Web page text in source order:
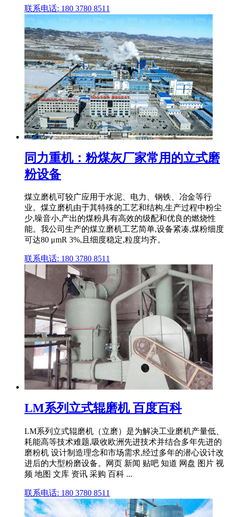
联系电话: 180 3780 8511
同力重机：粉煤灰厂家常用的立式磨
粉设备
煤立磨机可较广应用于水泥、电力、钢铁、冶金等行
业。煤立磨机由于其特殊的工艺和结构,生产过程中粉尘
少,噪音小,产出的煤粉具有高效的级配和优良的燃烧性
能。我公司生产的煤立磨机工艺简单,设备紧凑,煤粉细度
可达80 μmR 3%,且细度稳定,粒度均齐。
联系电话: 180 3780 8511
LM系列立式辊磨机 百度百科
LM系列立式辊磨机（立磨）是为解决工业磨机产量低、
耗能高等技术难题,吸收欧洲先进技术并结合多年先进的
磨粉机 设计制造理念和市场需求,经过多年的潜心设计改
进后的大型粉磨设备。网页 新闻 贴吧 知道 网盘 图片 视
频 地图 文库 资讯 采购 百科 ...
联系电话: 180 3780 8511